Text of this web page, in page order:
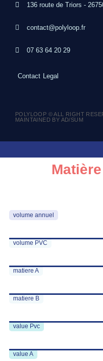
136 route de Triors -
contact@polyloop.fr
07 63 64 20 29
Contact Legal
POLYLOOP © ALL RIGHT
MAINTAINED BY AD/SUM
volume annuel
volume PVC
matiere A
matiere B
value Pvc
value A